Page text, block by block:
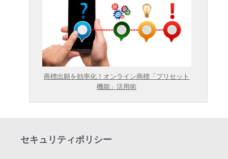
商標出願を効率化！オンライン商標「プリセット
機能」活用術
セキュリティポリシー